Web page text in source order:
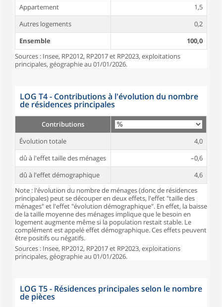
Appartement
1,5
Autres logements
0,2
Ensemble
100,0
Sources : Insee, RP2012, RP2017 et RP2023, exploitations
principales, géographie au 01/01/2026.
LOG T4 - Contributions à l'évolution du nombre
de résidences principales
Contributions
Évolution totale
4,0
dû à l'effet taille des ménages
–0,6
dû à l'effet démographique
4,6
Note : l'évolution du nombre de ménages (donc de résidences
principales) peut se découper en deux effets, l'effet "taille des
ménages" et l'effet "évolution démographique". En effet, la baisse
de la taille moyenne des ménages implique que le besoin en
logement augmente même si la population restait stable. Le
complément est appelé effet démographique. Ces effets peuvent
être positifs ou négatifs.
Sources : Insee, RP2012, RP2017 et RP2023, exploitations
principales, géographie au 01/01/2026.
LOG T5 - Résidences principales selon le nombre
de pièces